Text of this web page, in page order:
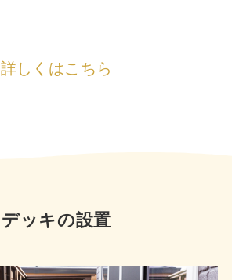
詳しくはこちら
デッキの設置